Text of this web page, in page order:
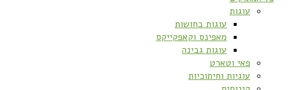
עוגות
עוגות בחושות
מאפינס וקאפקייקס
עוגות גבינה
פאי וטארט
עוגיות וחיתוכיות